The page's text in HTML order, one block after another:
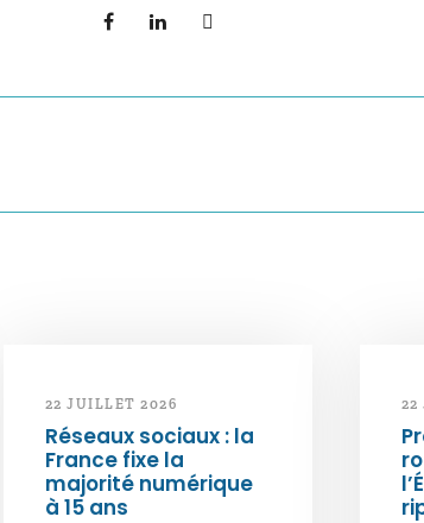
22 JUILLET 2026
Réseaux sociaux : la
France fixe la
majorité numérique
à 15 ans
22